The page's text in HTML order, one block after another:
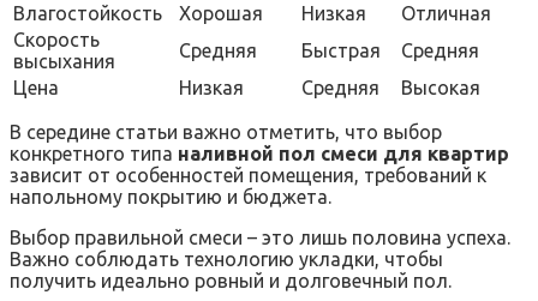
Влагостойкость
Хорошая Низкая
Отличная
Скорость
высыхания
Средняя Быстрая
Средняя
Цена
Низкая Средняя Высокая
В середине статьи важно отметить, что выбор
конкретного типа наливной пол смеси для квартир
зависит от особенностей помещения, требований к
напольному покрытию и бюджета.
Выбор правильной смеси – это лишь половина успеха.
Важно соблюдать технологию укладки, чтобы
получить идеально ровный и долговечный пол.